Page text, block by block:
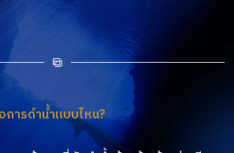
ารดำน้ำแบบไหน?